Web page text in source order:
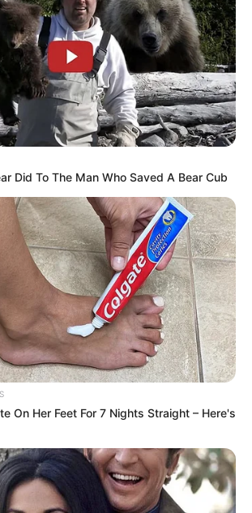
der Erde: Endlich geborgener
78 Jahren und 358 Tagen lagen
in der sandigen Erde eines dicht
und Birkenwaldes nahe Kelme in
der sich gelegentlich Pilzsammler und
gewinnt nun an großer
Did To The Man Who Saved A Bear Cub
On Her Feet For 7 Nights Straight – Here's